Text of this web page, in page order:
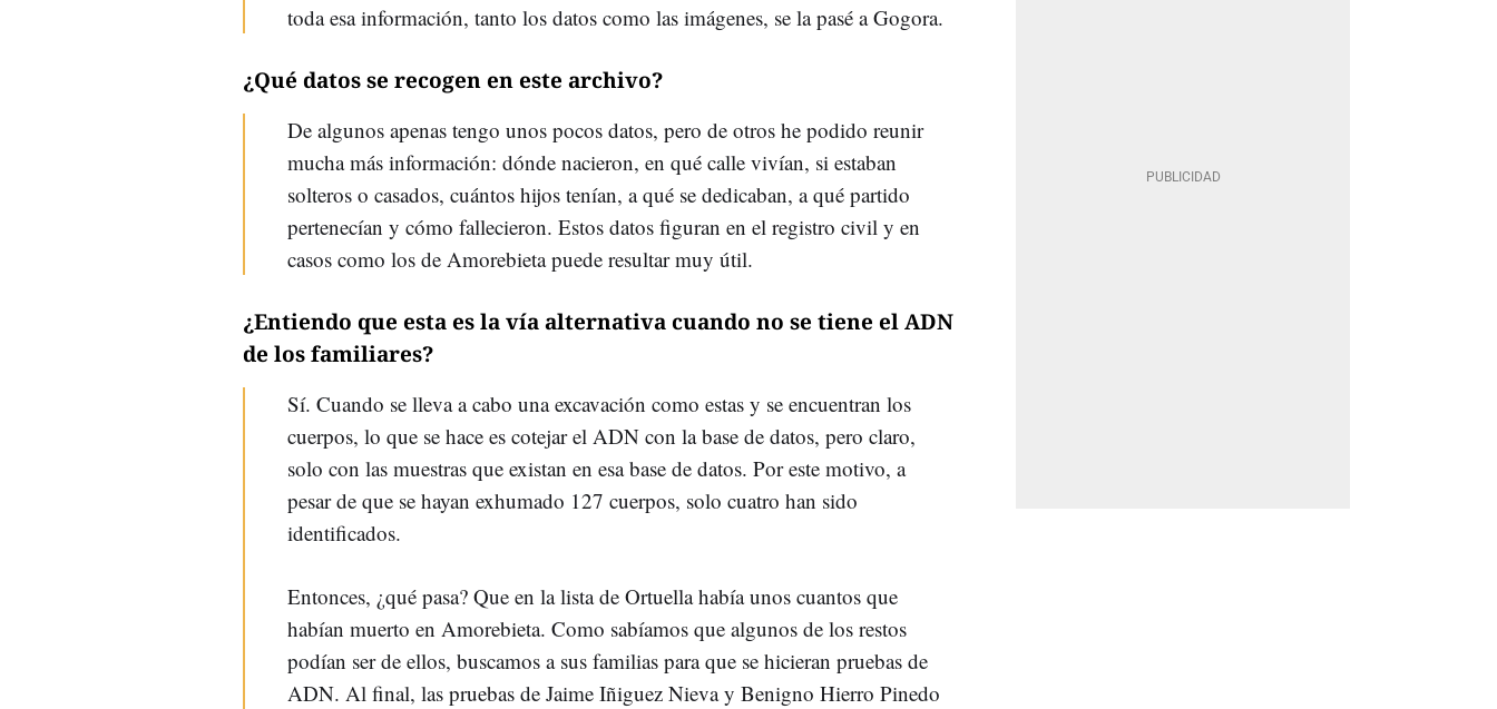
toda esa información, tanto los datos como las imágenes, se la pasé a Gogora.
¿Qué datos se recogen en este archivo?
De algunos apenas tengo unos pocos datos, pero de otros he podido reunir
mucha más información: dónde nacieron, en qué calle vivían, si estaban
solteros o casados, cuántos hijos tenían, a qué se dedicaban, a qué partido
pertenecían y cómo fallecieron. Estos datos figuran en el registro civil y en
casos como los de Amorebieta puede resultar muy útil.
¿Entiendo que esta es la vía alternativa cuando no se tiene el ADN
de los familiares?
Sí. Cuando se lleva a cabo una excavación como estas y se encuentran los
cuerpos, lo que se hace es cotejar el ADN con la base de datos, pero claro,
solo con las muestras que existan en esa base de datos. Por este motivo, a
pesar de que se hayan exhumado 127 cuerpos, solo cuatro han sido
identificados.
Entonces, ¿qué pasa? Que en la lista de Ortuella había unos cuantos que
habían muerto en Amorebieta. Como sabíamos que algunos de los restos
podían ser de ellos, buscamos a sus familias para que se hicieran pruebas de
ADN. Al final, las pruebas de Jaime Iñiguez Nieva y Benigno Hierro Pinedo